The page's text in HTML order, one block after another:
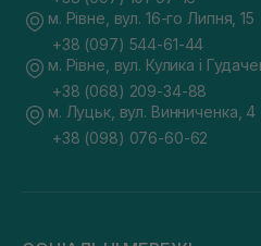
м. Рівне, вул. 16-го Липня, 15
+38 (097) 544-61-44
м. Рівне, вул. Кулика і
+38 (068) 209-34-88
м. Луцьк, вул. Винниченка, 4
+38 (098) 076-60-62